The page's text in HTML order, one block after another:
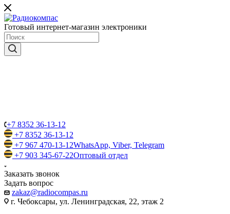
Готовый интернет-магазин электроники
+7 8352 36-13-12
+7 8352 36-13-12
+7 967 470-13-12WhatsApp, Viber, Telegram
+7 903 345-67-22Оптовый отдел
Заказать звонок
Задать вопрос
zakaz@radiocompas.ru
г. Чебоксары, ул. Ленинградская, 22, этаж 2